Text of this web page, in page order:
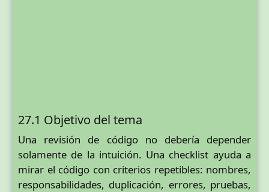
27.1 Objetivo del tema
Una revisión de código no debería depender
solamente de la intuición. Una checklist ayuda a
mirar el código con criterios repetibles: nombres,
responsabilidades, duplicación, errores, pruebas,